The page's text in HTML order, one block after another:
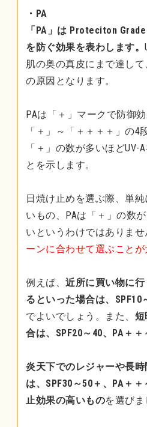
・PA
「PA」は Proteciton
を防ぐ効果を表わします。
肌の奥の真皮にまで達し
の原因となります。
PAは「＋」マークで防御
「＋」～「＋＋＋＋」の4
「＋」の数が多いほどUV-
とを示します。
日焼け止めを選ぶ際、単純
いもの、PAは「＋」の数
いというわけではありませ
ーンに合わせて選ぶことが
例えば、 近所に買い物に
るといった場合は、SPF10
でよいでしょう。また、 短
合は、SPF20～40、PA＋＋
炎天下でのレジャーや長
は、SPF30～50＋、PA＋
止効果の高いものを選びま